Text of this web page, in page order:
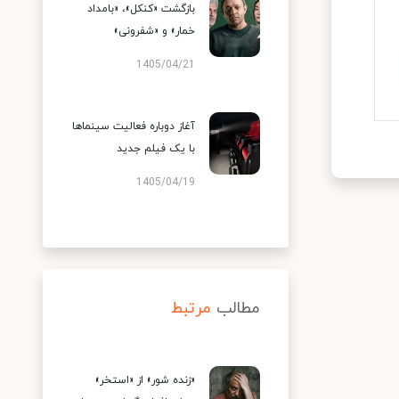
بازگشت «کنکل»، «بامداد
خمار» و «شفرونی»
1405/04/21
آغاز دوباره فعالیت سینماها
با یک فیلم جدید
1405/04/19
مطالب مرتبط
«زنده شور» از «استخر»